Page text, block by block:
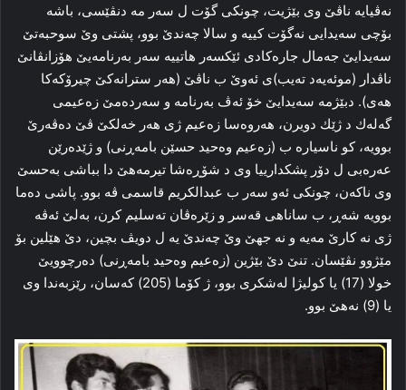
‌نه‌ڤيايه‌ ناڤێ وى بێژيت، چونكى گۆت ل سه‌ر مه‌ دنڤێسى، باشه‌
بۆچى سه‌يدايى نه‌گۆت كييه‌ و سالا چه‌ندێ بوو، پشتى وێ سوحبه‌تێ
سه‌يدايێ جه‌مال جاره‌كادى ئێكسه‌ر هاتييه‌ سه‌ر به‌رنامه‌يێ هۆزانڤانێ
ناڤدار (موئه‌يه‌د ته‌يب)ى ئه‌وێ ب ناڤێ (هه‌ر سترانه‌كێ چيرۆكه‌كا
هه‌ى). دبێژمه‌ سه‌يدايێ خۆ ئه‌ڤ به‌رنامه‌ و سه‌رده‌مێ زه‌عيمى
گه‌له‌ك د ژێك دويرن، هه‌روه‌سا زه‌عيم ژى هه‌ر خه‌لكێ ڤێ ده‌ڤه‌رێ
بوويه‌، كو ناسياره‌ ب (زه‌عيم وه‌حيد حسێن بامه‌ڕنى) و ژێده‌رێن
عه‌ره‌بى ل دۆر پشكدارييا وى د شۆڕه‌شا تيرمه‌هێ دا بباشى به‌حسێ
وى ناكه‌ن، چونكى ئه‌و سه‌ر ب عبدالكريم قاسمى ڤه‌ بوو. پاشى ده‌ما
بوويه‌ شه‌ڕ، ب ساناهى قه‌سر و زێره‌ڤان ته‌سليم كرن، به‌لێ ئه‌ڤه‌
ژى نه‌ كارێ مه‌يه‌ و نه‌ جهێ وێ چه‌ندێ يه‌ ل دويڤ بچين، دێ هێلين بۆ
مێژوو نڤێسان. تنێ دێ بێژين (زه‌عيم وه‌حيد بامه‌ڕنى) ده‌رچوويێ
خولا (17) يا كوليژا له‌شكرى بوو، ژ كۆما (205) كه‌سان، رێزبه‌ندا وى
يا (9) نه‌هێ بوو.